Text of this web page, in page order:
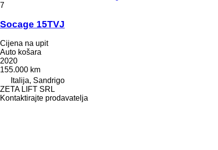
7
Socage 15TVJ
Cijena na upit
Auto košara
2020
155.000 km
Italija, Sandrigo
ZETA LIFT SRL
Kontaktirajte prodavatelja